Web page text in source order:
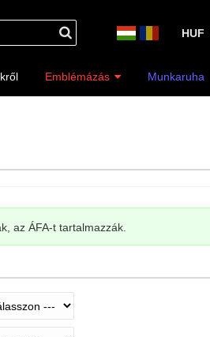
HUF
Emblémázás Munkaruha
az ÁFA-t tartalmazzák.